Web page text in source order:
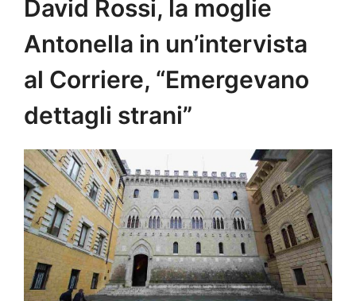
David Rossi, la moglie
Antonella in un’intervista
al Corriere, “Emergevano
dettagli strani”